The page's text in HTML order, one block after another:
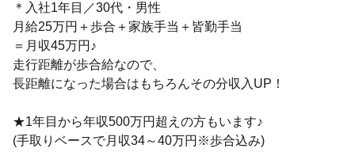
＊入社1年目／30代・男性
月給25万円＋歩合＋家族手当＋皆勤手当
＝月収45万円♪
走行距離が歩合給なので、
長距離になった場合はもちろんその分収入UP！
★1年目から年収500万円超えの方もいます♪
(手取りベースで月収34～40万円※歩合込み)